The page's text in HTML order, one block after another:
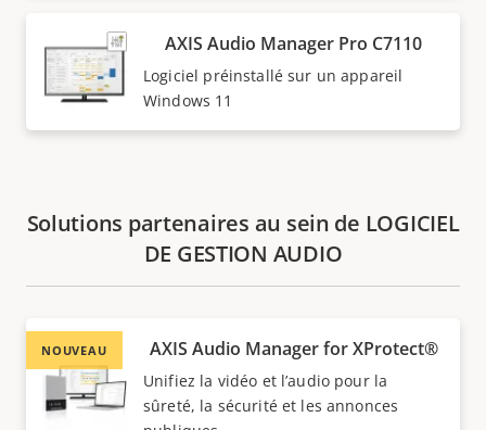
AXIS Audio Manager Pro C7110
Logiciel préinstallé sur un appareil
Windows 11
Solutions partenaires au sein de LOGICIEL
DE GESTION AUDIO
NOUVEAU AXIS Audio Manager for XProtect®
Unifiez la vidéo et l’audio pour la
sûreté, la sécurité et les annonces